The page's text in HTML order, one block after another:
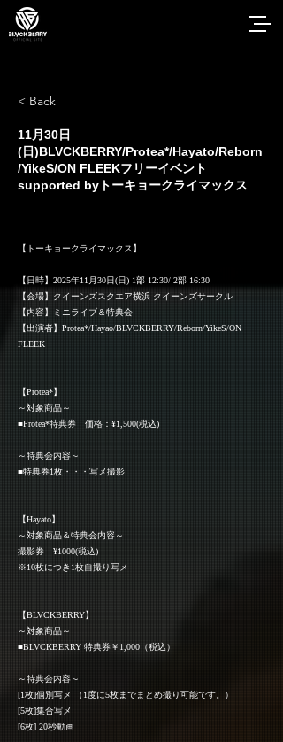
< Back
11月30日
(日)BLVCKBERRY/Protea*/Hayato/Reborn
/YikeS/ON FLEEKフリーイベント
supported byトーキョークライマックス
【トーキョークライマックス】
【日時】2025年11月30日(日) 1部 12:30/ 2部 16:30
【会場】クイーンズスクエア横浜 クイーンズサークル
【内容】ミニライブ＆特典会
【出演者】Protea*/Hayao/BLVCKBERRY/Reborn/YikeS/ON
FLEEK
【Protea*】
～対象商品～
■Protea*特典券 価格：¥1,500(税込)
～特典会内容～
■特典券1枚・・・写メ撮影
【Hayato】
～対象商品＆特典会内容～
撮影券 ¥1000(税込)
※10枚につき1枚自撮り写メ
【BLVCKBERRY】
～対象商品～
■BLVCKBERRY 特典券￥1,000（税込）
～特典会内容～
[1枚]個別写メ （1度に5枚までまとめ撮り可能です。）
[5枚]集合写メ
[6枚] 20秒動画